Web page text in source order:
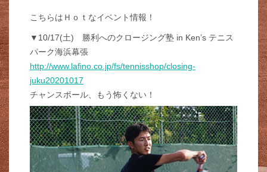
こちらはＨｏｔなイベント情報！
▼10/17(土) 勝利へのクロージング塾 in Ken’s テニス
パーク海浜幕張
http://www.lafino.co.jp/fs/tennisshop/closing-
juku20201017
チャンスボール、もう怖くない！